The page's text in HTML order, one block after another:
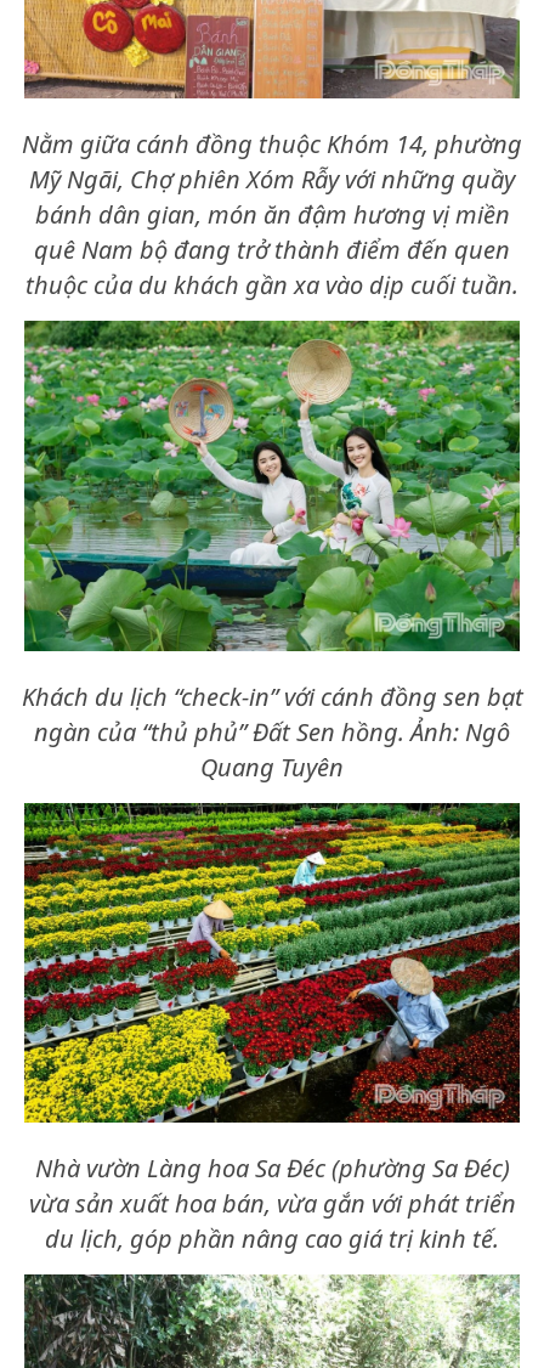
Nằm giữa cánh đồng thuộc Khóm 14, phường
Mỹ Ngãi, Chợ phiên Xóm Rẫy với những quầy
bánh dân gian, món ăn đậm hương vị miền
quê Nam bộ đang trở thành điểm đến quen
thuộc của du khách gần xa vào dịp cuối tuần.
Khách du lịch “check-in” với cánh đồng sen bạt
ngàn của “thủ phủ” Đất Sen hồng. Ảnh: Ngô
Quang Tuyên
Nhà vườn Làng hoa Sa Đéc (phường Sa Đéc)
vừa sản xuất hoa bán, vừa gắn với phát triển
du lịch, góp phần nâng cao giá trị kinh tế.